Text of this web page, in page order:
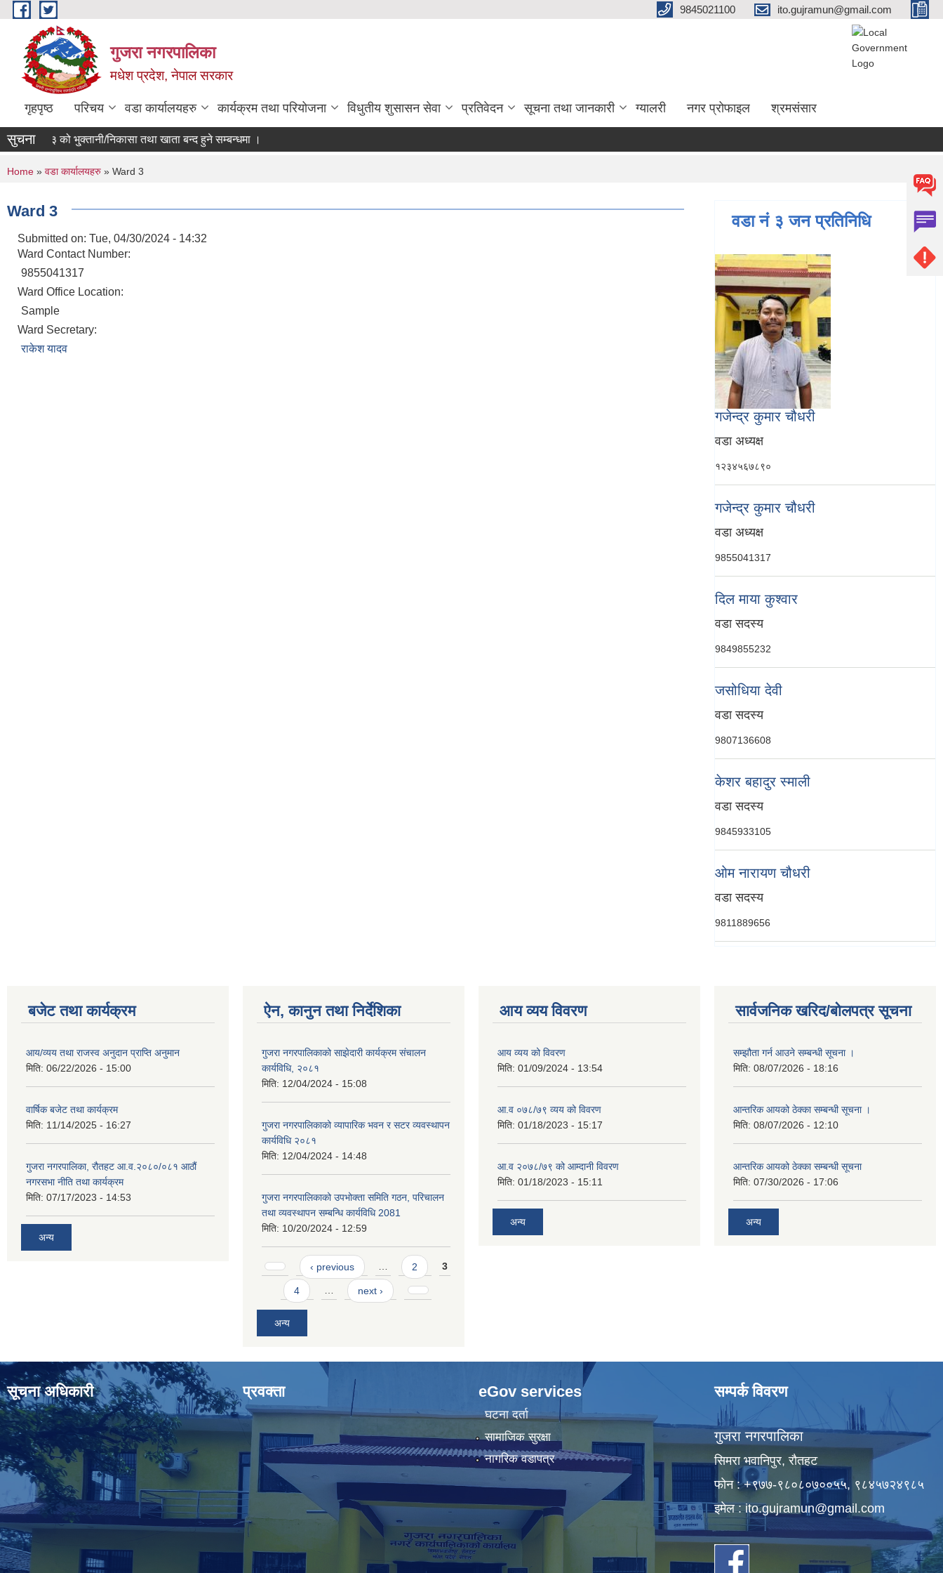
Skip to main content 9845021100 ito.gujramun@gmail.com
गुजरा नगरपालिका
मधेश प्रदेश, नेपाल सरकार
गृहपृष्ठ परिचय वडा कार्यालयहरु कार्यक्रम तथा परियोजना विधुतीय शुसासन सेवा प्रतिवेदन सूचना तथा जानकारी ग्यालरी नगर प्रोफाइल श्रमसंसार
सुचना
८३ को भु्क्तानी/निकासा तथा खाता बन्द हुने सम्बन्धमा ।
You are here
Home » वडा कार्यालयहरु » Ward 3
Ward 3
Submitted on: Tue, 04/30/2024 - 14:32
Ward Contact Number:
9855041317
Ward Office Location:
Sample
Ward Secretary:
राकेश यादव
वडा नं ३ जन प्रतिनिधि
गजेन्द्र कुमार चौधरी
वडा अध्यक्ष
१२३४५६७८९०
गजेन्द्र कुमार चौधरी
वडा अध्यक्ष
9855041317
दिल माया कुश्वार
वडा सदस्य
9849855232
जसोधिया देवी
वडा सदस्य
9807136608
केशर बहादुर स्माली
वडा सदस्य
9845933105
‍ओम नारायण चौधरी
वडा सदस्य
9811889656
बजेट तथा कार्यक्रम
आय/व्यय तथा राजस्व अनुदान प्राप्ति अनुमान
मिति: 06/22/2026 - 15:00
वार्षिक बजेट तथा कार्यक्रम
मिति: 11/14/2025 - 16:27
गुजरा नगरपालिका, रौतहट आ.व.२०८०/०८१ आठौं
नगरसभा नीति तथा कार्यक्रम
मिति: 07/17/2023 - 14:53
अन्य
ऐन, कानुन तथा निर्देशिका
गुजरा नगरपालिकाको साझेदारी कार्यक्रम संचालन
कार्यविधि, २०८१
मिति: 12/04/2024 - 15:08
गुजरा नगरपालिकाको व्यापारिक भवन र सटर व्यवस्थापन
कार्यविधि २०८१
मिति: 12/04/2024 - 14:48
गुजरा नगरपालिकाको उपभोक्ता समिति गठन, परिचालन
तथा व्यवस्थापन सम्बन्धि कार्यविधि 2081
मिति: 10/20/2024 - 12:59
Pages‹ previous … 2 3
4 … next ›
अन्य
आय व्यय विवरण
आय व्यय को विवरण
मिति: 01/09/2024 - 13:54
आ.व ०७८/७९ व्यय को विवरण
मिति: 01/18/2023 - 15:17
आ.व २०७८/७९ को आम्दानी विवरण
मिति: 01/18/2023 - 15:11
अन्य
सार्वजनिक खरिद/बोलपत्र सूचना
सम्झौता गर्न आउने सम्बन्धी सूचना ।
मिति: 08/07/2026 - 18:16
आन्तरिक आयको ठेक्का सम्बन्धी सूचना ।
मिति: 08/07/2026 - 12:10
आन्तरिक आयको ठेक्का सम्बन्धी सूचना
मिति: 07/30/2026 - 17:06
अन्य
सूचना अधिकारी प्रवक्ता eGov services
घटना दर्ता
सामाजिक सुरक्षा
नागरिक वडापत्र
सम्पर्क विवरण
गुजरा नगरपालिका
सिमरा भवानिपुर, राैतहट
फाेन : +९७७-९८०८०७००५५, ९८४५७२४९८५
इमेल :ito.gujramun@gmail.com